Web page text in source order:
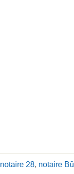
notaire 28, notaire Bû